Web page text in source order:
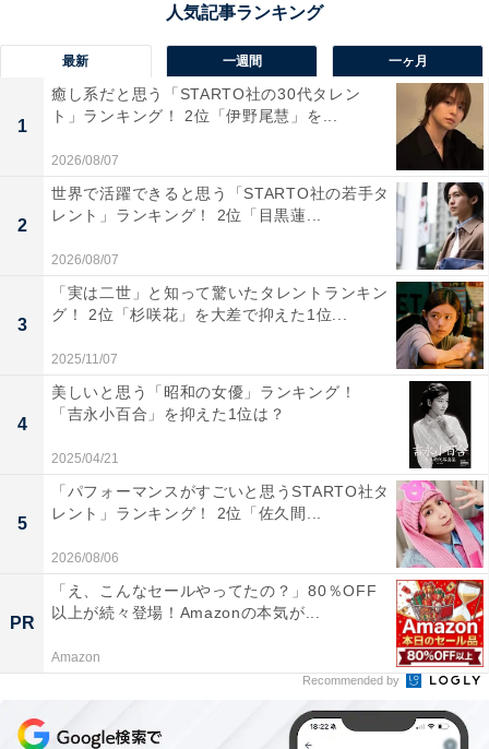
View this post on Instagram
A post shared by 日テレアナウンス部【公式】
2009年に入社した男性アナウンサー。『ズームイ
ン!!SUPER』のスポーツコーナーからスタートし、朝の
最新 一週間 一ヶ月
1
癒し系だと思う「STARTO社の30代タレン
ト」ランキング！ 2位「伊野尾慧」を...
2026/08/07
2
世界で活躍できると思う「STARTO社の若手タ
レント」ランキング！ 2位「目黒蓮...
2026/08/07
3
「実は二世」と知って驚いたタレントランキン
グ！ 2位「杉咲花」を大差で抑えた1位...
2025/11/07
4
美しいと思う「昭和の女優」ランキング！
「吉永小百合」を抑えた1位は？
2025/04/21
5
「パフォーマンスがすごいと思うSTARTO社タ
レント」ランキング！ 2位「佐久間...
2026/08/06
PR
「え、こんなセールやってたの？」80％OFF
以上が続々登場！Amazonの本気が...
Amazon
Recommended by